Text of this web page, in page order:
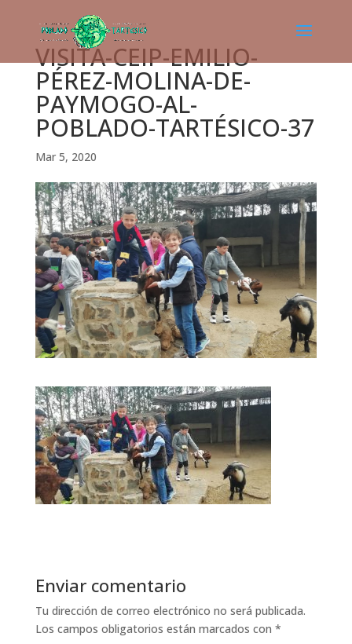
VISITA-CEIP-EMILIO-
PÉREZ-MOLINA-DE-
PAYMOGO-AL-
POBLADO-TARTÉSICO-37
Mar 5, 2020
Enviar comentario
Tu dirección de correo electrónico no será publicada.
Los campos obligatorios están marcados con *